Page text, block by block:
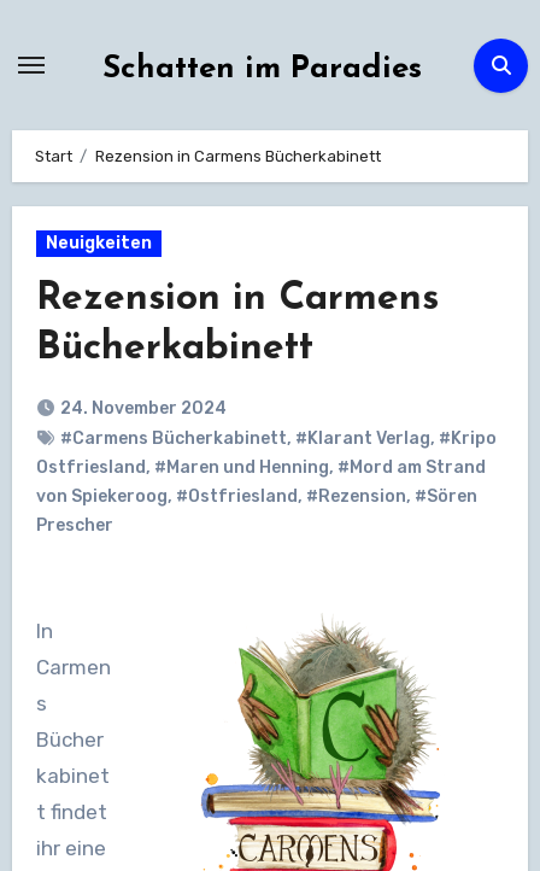
Schatten im Paradies
Start Rezension in Carmens Bücherkabinett
Neuigkeiten
Rezension in Carmens
Bücherkabinett
24. November 2024
#Carmens Bücherkabinett, #Klarant Verlag, #Kripo
Ostfriesland, #Maren und Henning, #Mord am Strand
von Spiekeroog, #Ostfriesland, #Rezension, #Sören
Prescher
In
Carmen
s
Bücher
kabinet
t findet
ihr eine